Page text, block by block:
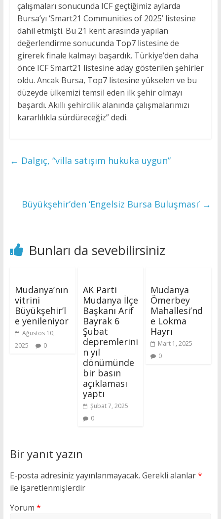
çalışmaları sonucunda ICF geçtiğimiz aylarda
Bursa’yı ‘Smart21 Communities of 2025’ listesine
dahil etmişti. Bu 21 kent arasında yapılan
değerlendirme sonucunda Top7 listesine de
girerek finale kalmayı başardık. Türkiye’den daha
önce ICF Smart21 listesine aday gösterilen şehirler
oldu. Ancak Bursa, Top7 listesine yükselen ve bu
düzeyde ülkemizi temsil eden ilk şehir olmayı
başardı. Akıllı şehircilik alanında çalışmalarımızı
kararlılıkla sürdüreceğiz” dedi.
← Dalgıç, “villa satışım hukuka uygun”
Büyükşehir’den ‘Engelsiz Bursa Buluşması’ →
Bunları da sevebilirsiniz
Mudanya’nın
vitrini
Büyükşehir’l
e yenileniyor
Ağustos 10,
2025
0
AK Parti
Mudanya İlçe
Başkanı Arif
Bayrak 6
Şubat
depremlerini
n yıl
dönümünde
bir basın
açıklaması
yaptı
Şubat 7, 2025
0
Mudanya
Ömerbey
Mahallesi’nd
e Lokma
Hayrı
Mart 1, 2025
0
Bir yanıt yazın
E-posta adresiniz yayınlanmayacak. Gerekli alanlar*
ile işaretlenmişlerdir
Yorum *